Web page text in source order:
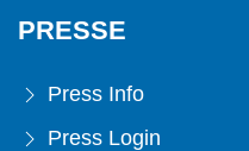
PRESSE
Press Info
Press Login